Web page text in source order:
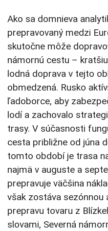
Ako sa domnieva
prepravovaný medzi
skutočne môže
námornú cestu –
lodná doprava v tejto
obmedzená. Rusko
ľadoborce, aby
lodí a zachovalo
trasy. V súčasnosti
cesta približne od júna
tomto období je trasa
najmä v auguste a
prepravuje väčšina
však zostáva sezónnou
prepravu tovaru z
slovami, Severná